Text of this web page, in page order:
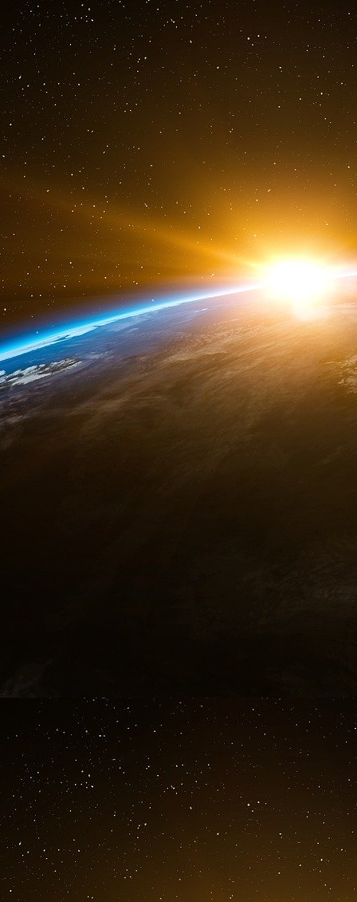
Emmanuel Macron a annoncé, lors de son
de rappel serait lancée à la rentrée
particulièrement contagieux, sur le territoire.
les plus vulnérables, qui avaient aussi été
de l’année.
«Je veux m’adresser à ceux qui, vaccinés
verront prochainement leur taux d’anticorps